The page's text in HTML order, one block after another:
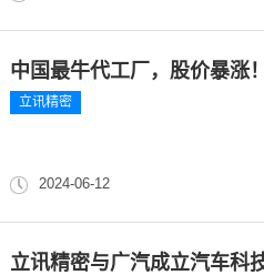
中国最牛代工厂，股价暴涨
立讯精密
2024-06-12
立讯精密与广汽成立汽车科